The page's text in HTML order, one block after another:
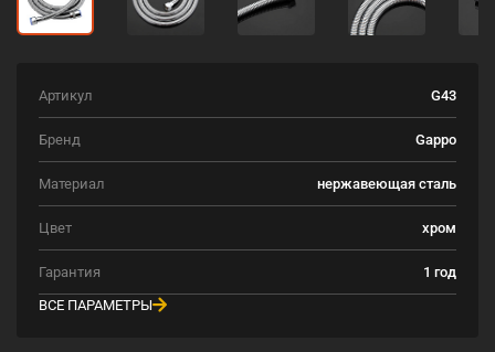
Артикул G43
Бренд Gappo
Материал нержавеющая сталь
Цвет хром
Гарантия
1 год
ВСЕ ПАРАМЕТРЫ